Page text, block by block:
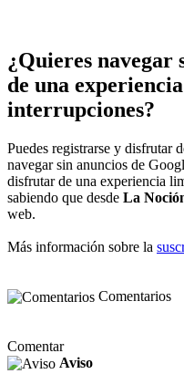
¿Quieres
de una
interrupciones?
Puedes registrarse y disfrutar
navegar sin anuncios de
disfrutar de una experiencia
sabiendo que desde La
web.
Más información sobre la
Comentarios
Comentar
Aviso